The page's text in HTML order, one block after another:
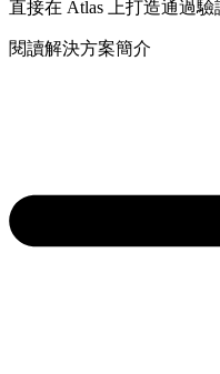
直接在 Atlas 上打造通過驗
閱讀解決方案簡介